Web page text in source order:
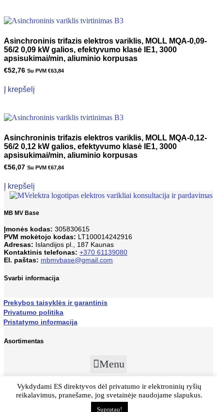
Asinchroninis trifazis elektros variklis, MOLL MQA-0,09-
56/2 0,09 kW galios, efektyvumo klasė IE1, 3000
apsisukimai/min, aliuminio korpusas
€52,76 Su PVM €63,84
Į krepšelį
Asinchroninis trifazis elektros variklis, MOLL MQA-0,12-
56/2 0,12 kW galios, efektyvumo klasė IE1, 3000
apsisukimai/min, aliuminio korpusas
€56,07 Su PVM €67,84
Į krepšelį
MB MV Base
Įmonės kodas: 305830615
PVM mokėtojo kodas: LT100014242916
Adresas: Islandijos pl., 187 Kaunas
Kontaktinis telefonas: +370 61139080
El. paštas: mbmvbase@gmail.com
Svarbi informacija
Prekybos taisyklės ir garantinis
Privatumo politika
Pristatymo informacija
Asortimentas
Menu
© Visos teisės saugomos MB MV Base 2023
Vykdydami ES direktyvos dėl privatumo ir elektroninių ryšių
reikalavimus, pranešame, jog svetainėje naudojame slapukus.
Supratau!